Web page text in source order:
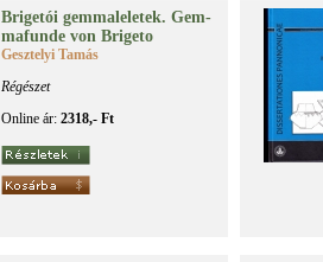
Bri­ge­tói gem­ma­le­le­tek. Gem­
ma­fun­de von Bri­geto
Gesztelyi Tamás
Régészet
Online ár: 2318,- Ft